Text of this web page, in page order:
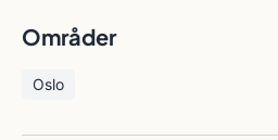
Områder
Oslo